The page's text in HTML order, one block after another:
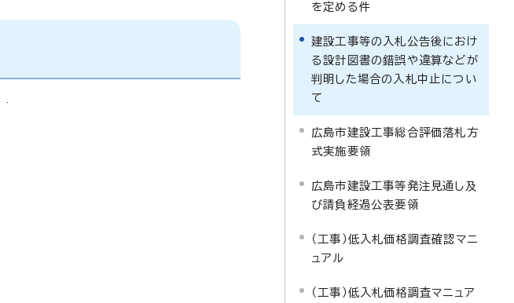
を定める件
建設工事等の入札公告後におけ
る設計図書の錯誤や違算などが
判明した場合の入札中止につい
て
広島市建設工事総合評価落札方
式実施要領
広島市建設工事等発注見通し及
び請負経過公表要領
（工事）低入札価格調査確認マニ
ュアル
（工事）低入札価格調査マニュア